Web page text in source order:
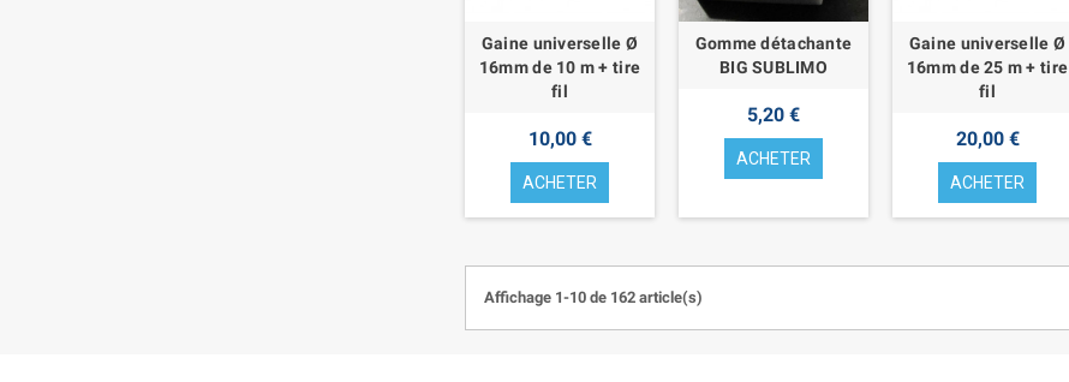
Gaine universelle Ø
16mm de 10 m + tire
fil
10,00 €
ACHETER
Gomme détachante
BIG SUBLIMO
5,20 €
ACHETER
Gaine universelle Ø
16mm de 25 m + tire
fil
20,00 €
ACHETER
Affichage 1-10 de 162 article(s)